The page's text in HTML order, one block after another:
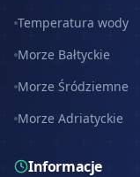
Temperatura wody
Morze Bałtyckie
Morze Śródziemne
Morze Adriatyckie
Informacje